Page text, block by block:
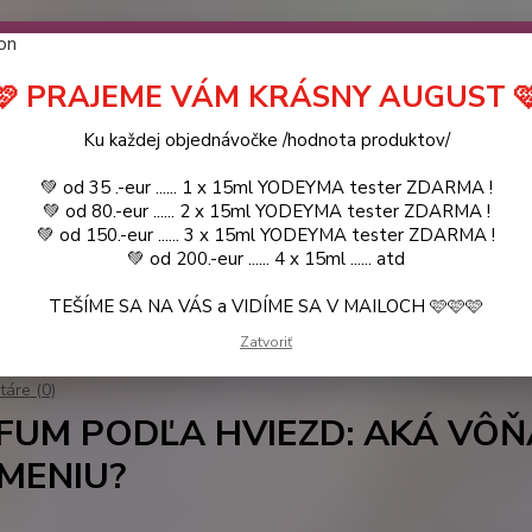
❤️ od .. 35 .-eur CENA PRODUKTOV si môžte vybrať ..
.. (TIE VŠAK TERBA VPÍSAŤ V SEKCII DODACE
a VIDÍME SA V MAILOCH a v Košiciach :) aj OSOBNE. 👋🤚👋 ..
KATALÓG Blog
Hľadať
PARFUM PODĽA HVIEZD: AKÁ VÔŇA SA HODÍ K VÁŠMU
(0)
PODĽA HVIEZD: AKÁ
PRAJEME VÁM KRÁSNY AUGUST
Ku každej objednávočke /hodnota produktov/
💚 od 35 .-eur ...... 1 x 15ml YODEYMA tester ZDARMA !
💚 od 80.-eur ...... 2 x 15ml YODEYMA tester ZDARMA !
💚 od 150.-eur ...... 3 x 15ml YODEYMA tester ZDARMA !
💚 od 200.-eur ...... 4 x 15ml ...... atd
TEŠÍME SA NA VÁS a VIDÍME SA V MAILOCH 🩷🩷🩷
Zatvoriť